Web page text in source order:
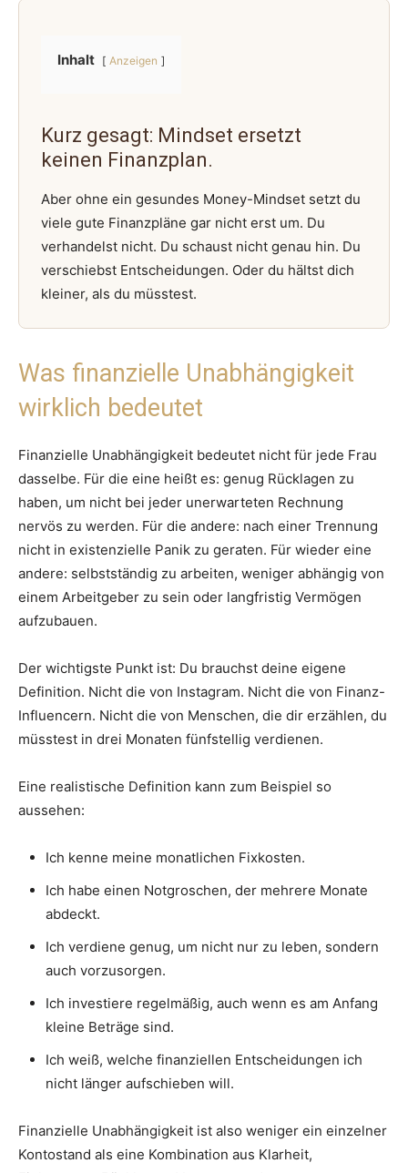
Inhalt Anzeigen
Kurz gesagt: Mindset ersetzt
keinen Finanzplan.
Aber ohne ein gesundes Money-Mindset setzt du
viele gute Finanzpläne gar nicht erst um. Du
verhandelst nicht. Du schaust nicht genau hin. Du
verschiebst Entscheidungen. Oder du hältst dich
kleiner, als du müsstest.
Was finanzielle Unabhängigkeit
wirklich bedeutet
Finanzielle Unabhängigkeit bedeutet nicht für jede Frau
dasselbe. Für die eine heißt es: genug Rücklagen zu
haben, um nicht bei jeder unerwarteten Rechnung
nervös zu werden. Für die andere: nach einer Trennung
nicht in existenzielle Panik zu geraten. Für wieder eine
andere: selbstständig zu arbeiten, weniger abhängig von
einem Arbeitgeber zu sein oder langfristig Vermögen
aufzubauen.
Der wichtigste Punkt ist: Du brauchst deine eigene
Definition. Nicht die von Instagram. Nicht die von Finanz-
Influencern. Nicht die von Menschen, die dir erzählen, du
müsstest in drei Monaten fünfstellig verdienen.
Eine realistische Definition kann zum Beispiel so
aussehen:
Ich kenne meine monatlichen Fixkosten.
Ich habe einen Notgroschen, der mehrere Monate
abdeckt.
Ich verdiene genug, um nicht nur zu leben, sondern
auch vorzusorgen.
Ich investiere regelmäßig, auch wenn es am Anfang
kleine Beträge sind.
Ich weiß, welche finanziellen Entscheidungen ich
nicht länger aufschieben will.
Finanzielle Unabhängigkeit ist also weniger ein einzelner
Kontostand als eine Kombination aus Klarheit,